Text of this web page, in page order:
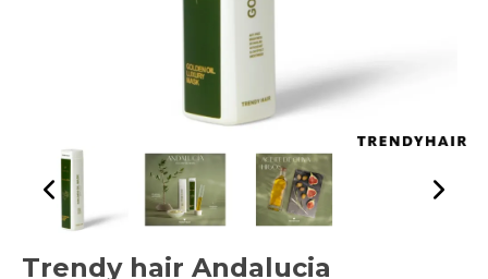
Trendy hair Andalucia